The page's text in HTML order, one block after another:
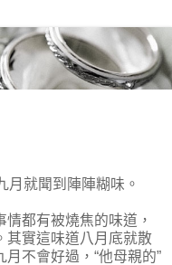
月就聞到陣陣糊味。
都有被燒焦的味道，
其實這味道八月底就散
不會好過，“他母親的”